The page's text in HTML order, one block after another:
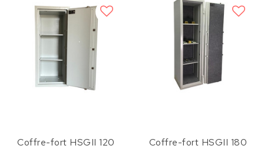
Coffre-fort HSGII 120 Coffre-fort HSGII 180